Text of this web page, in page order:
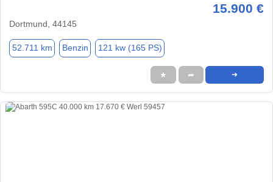
15.900 €
Dortmund, 44145
52.711 km Benzin 121 kw (165 PS)
★ ➦ ➜